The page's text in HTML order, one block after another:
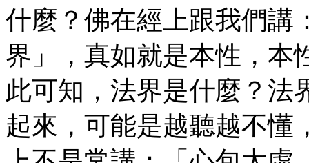
什麼？佛在經上跟我們講
界」，真如就是本性，本
此可知，法界是什麼？法
起來，可能是越聽越不懂